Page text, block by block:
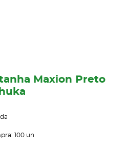
Maxion Preto
100 un